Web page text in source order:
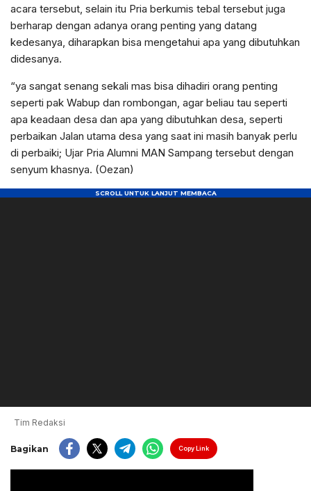
acara tersebut, selain itu Pria berkumis tebal tersebut juga
berharap dengan adanya orang penting yang datang
kedesanya, diharapkan bisa mengetahui apa yang dibutuhkan
didesanya.
“ya sangat senang sekali mas bisa dihadiri orang penting
seperti pak Wabup dan rombongan, agar beliau tau seperti
apa keadaan desa dan apa yang dibutuhkan desa, seperti
perbaikan Jalan utama desa yang saat ini masih banyak perlu
di perbaiki; Ujar Pria Alumni MAN Sampang tersebut dengan
senyum khasnya. (Oezan)
Tim Redaksi
Bagikan Copy Link